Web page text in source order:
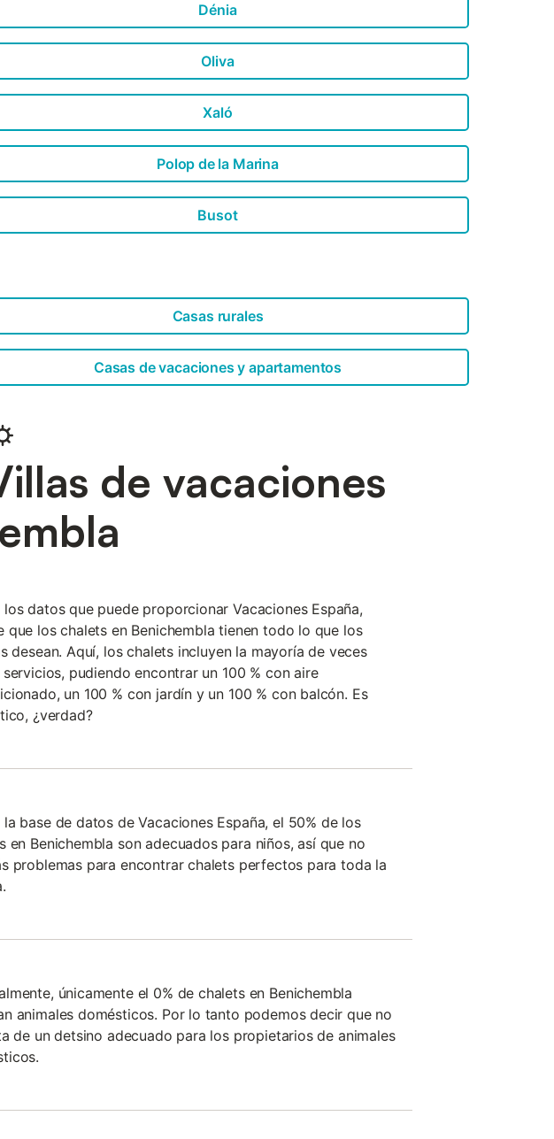
Dénia
Oliva
Xaló
Polop de la Marina
Busot
Casas rurales
Casas de vacaciones y apartamentos
de vacaciones
los datos que puede proporcionar Vacaciones España,
que los chalets en Benichembla tienen todo lo que los
desean. Aquí, los chalets incluyen la mayoría de veces
pudiendo encontrar un 100 % con aire
un 100 % con jardín y un 100 % con balcón. Es
¿verdad?
la base de datos de Vacaciones España, el 50% de los
en Benichembla son adecuados para niños, así que no
problemas para encontrar chalets perfectos para toda la
únicamente el 0% de chalets en Benichembla
animales domésticos. Por lo tanto podemos decir que no
de un detsino adecuado para los propietarios de animales